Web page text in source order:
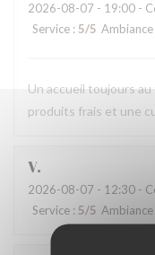
2026-08-07 - 19:00 -
Service : 5/5 Ambiance
Un accueil toujours
produits frais et une
V
2026-08-07 - 12:30 -
Service : 5/5 Ambiance